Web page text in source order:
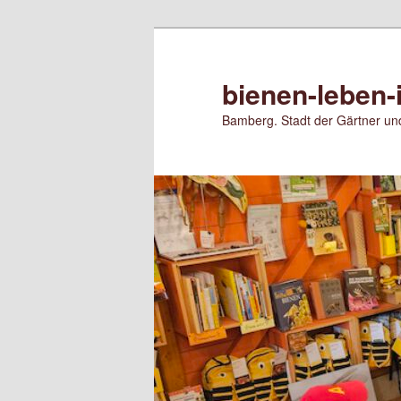
bienen-
Bamberg. Stadt der Gärtner